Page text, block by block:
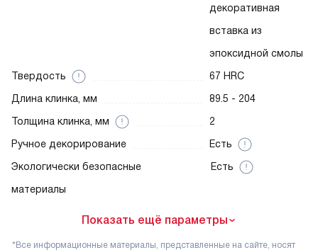
декоративная
вставка из
эпоксидной смолы
Твердость
67 HRC
Длина клинка, мм
89.5 - 204
Толщина клинка, мм
2
Ручное декорирование
Есть
Экологически безопасные
материалы
Есть
Показать ещё параметры
*Все информационные материалы, представленные на сайте, носят